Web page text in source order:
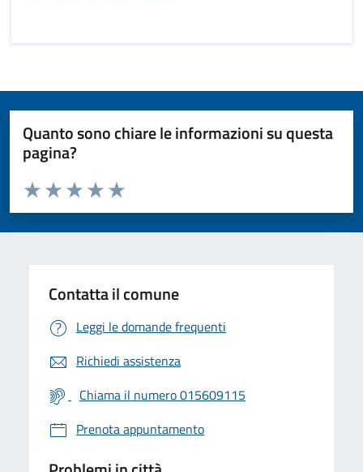
Quanto sono chiare le informazioni su questa
pagina?
Valuta da 1 a 5 stelle la pagina
Valuta 5 stelle su 5
Valuta 4 stelle su 5
Valuta 3 stelle su 5
Valuta 2 stelle su 5
Valuta 1 stelle su 5
Contatta il comune
Leggi le domande frequenti
Richiedi assistenza
Chiama il numero 015609115
Prenota appuntamento